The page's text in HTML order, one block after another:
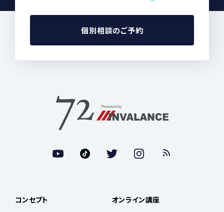
個別相談のご予約
コンセプト オンライン講座